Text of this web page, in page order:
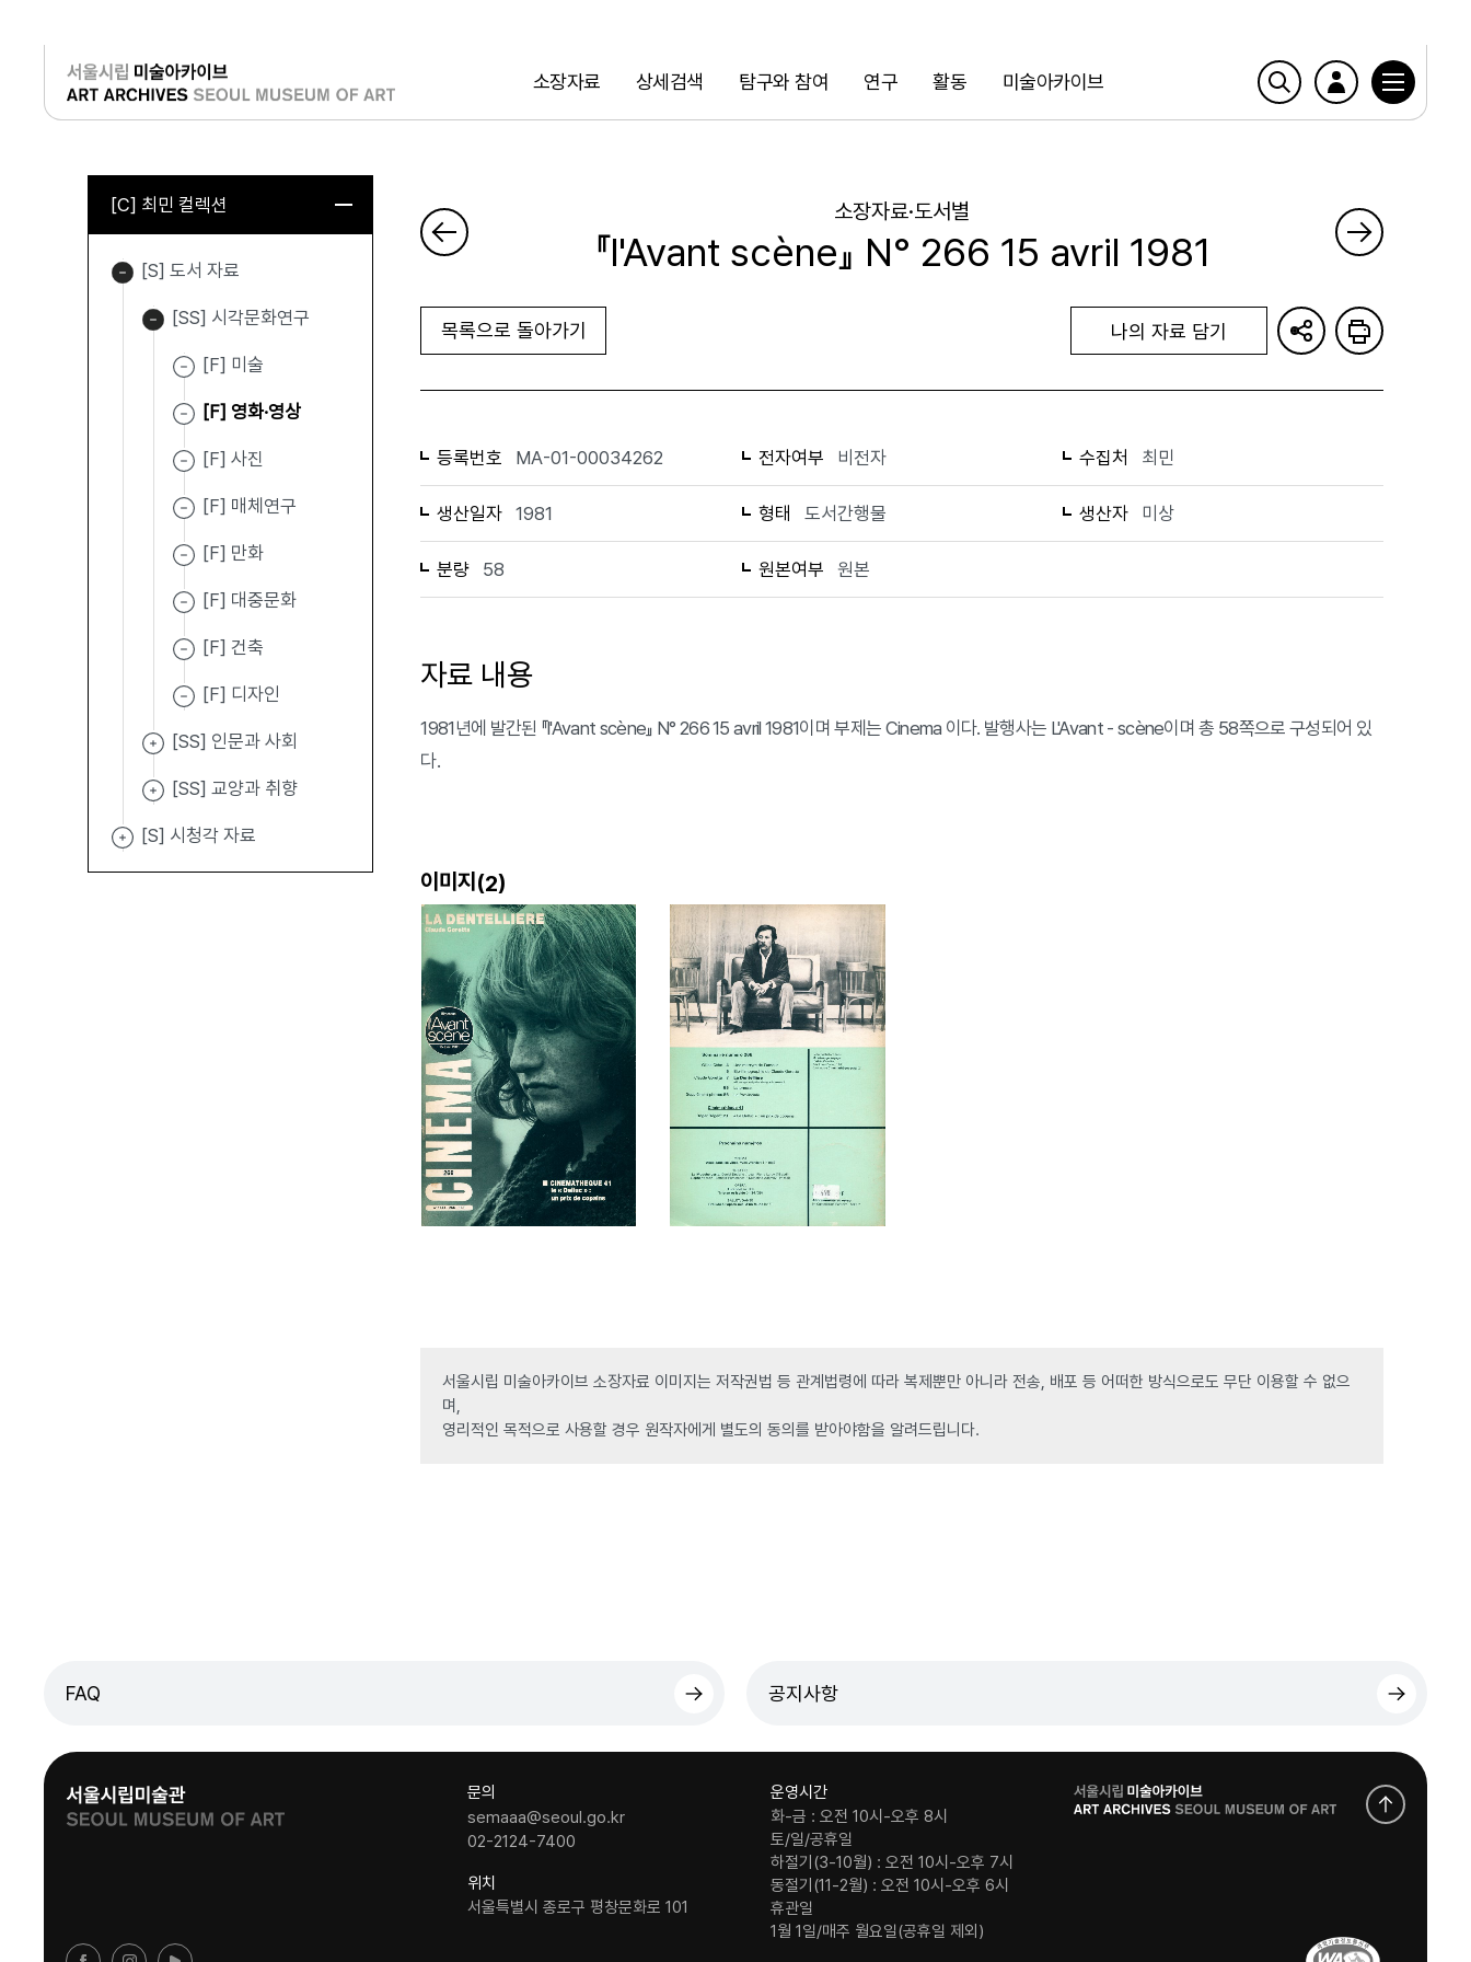
소장자료 상세검색 탐구와 참여 연구 활동 미술아카이브
검색
로그인
[C] 최민 컬렉션
[S] 도서 자료
[SS] 시각문화연구
[F] 미술
[F] 영화·영상
[F] 사진
[F] 매체연구
[F] 만화
[F] 대중문화
[F] 건축
[F] 디자인
[SS] 인문과 사회
[SS] 교양과 취향
[S] 시청각 자료
소장자료·도서별
『l'Avant scène』 N° 266 15 avril 1981
목록으로 돌아가기 나의 자료 담기
등록번호 MA-01-00034262 전자여부 비전자 수집처 최민
생산일자 1981 형태 도서간행물 생산자 미상
분량 58 원본여부 원본
자료 내용
1981년에 발간된 『l'Avant scène』 N° 266 15 avril 1981이며 부제는 Cinema 이다. 발행사는 L'Avant - scène이며 총 58쪽으로 구성되어 있
다.
이미지(2)
서울시립 미술아카이브 소장자료 이미지는 저작권법 등 관계법령에 따라 복제뿐만 아니라 전송, 배포 등 어떠한 방식으로도 무단 이용할 수 없으
며,
영리적인 목적으로 사용할 경우 원작자에게 별도의 동의를 받아야함을 알려드립니다.
FAQ 공지사항
문의
semaaa@seoul.go.kr
02-2124-7400
위치
서울특별시 종로구 평창문화로 101
운영시간
화-금 : 오전 10시-오후 8시
토/일/공휴일
하절기(3-10월) : 오전 10시-오후 7시
동절기(11-2월) : 오전 10시-오후 6시
휴관일
1월 1일/매주 월요일(공휴일 제외)
로
고